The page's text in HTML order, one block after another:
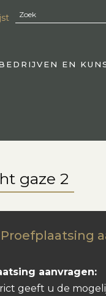
EN
gaze 2
Proefplaatsing
aanvragen:
geeft u de